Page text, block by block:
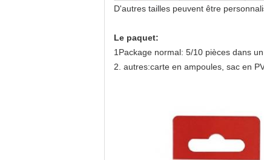
D'autres tailles peuvent être
Le paquet:
1Package normal: 5/10 pièces dans
2. autres:carte en ampoules, sac en